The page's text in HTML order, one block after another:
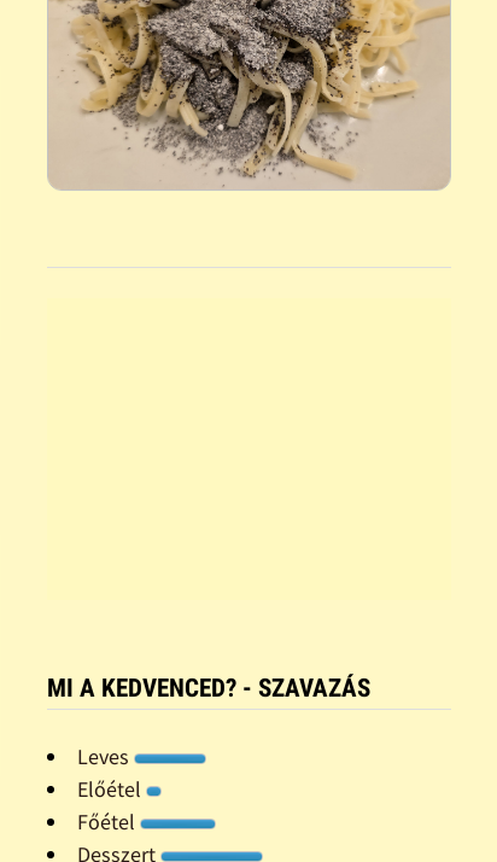
MI A KEDVENCED? - SZAVAZÁS
Leves
Előétel
Főétel
Desszert